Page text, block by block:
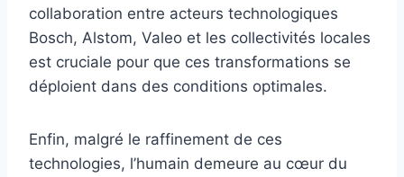
collaboration entre acteurs technologiques
Bosch, Alstom, Valeo et les collectivités locales
est cruciale pour que ces transformations se
déploient dans des conditions optimales.
Enfin, malgré le raffinement de ces
technologies, l’humain demeure au cœur du